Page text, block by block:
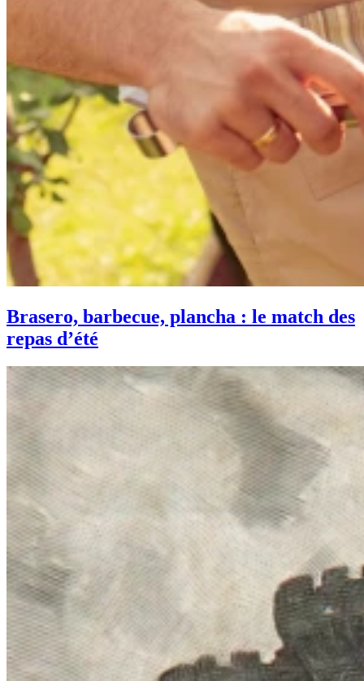
Brasero, barbecue, plancha : le match des
repas d’été